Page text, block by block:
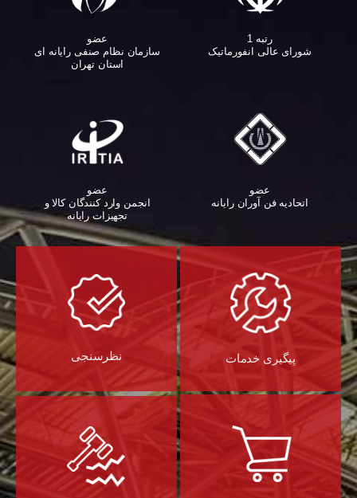
رتبه 1
شورای عالی انفورماتیک
عضو
سازمان نظام صنفی رایانه ای
استان تهران
عضو
اتحادیه فن آوران رایانه
عضو
انجمن وارد کنندگان کالا و
تجهیزات رایانه‌
پیگیری خدمات نظرسنجی